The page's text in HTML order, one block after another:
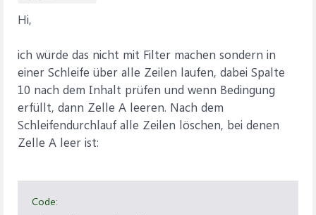
Hi,
ich würde das nicht mit Filter machen sondern in
einer Schleife über alle Zeilen laufen, dabei Spalte
10 nach dem Inhalt prüfen und wenn Bedingung
erfüllt, dann Zelle A leeren. Nach dem
Schleifendurchlauf alle Zeilen löschen, bei denen
Zelle A leer ist:
Code: